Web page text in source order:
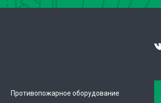
Противопожарное оборудование